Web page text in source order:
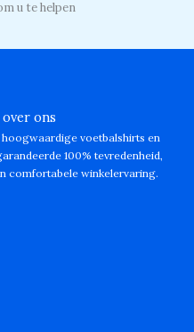
u te helpen
ons
voetbalshirts en
100% tevredenheid,
comfortabele winkelervaring.